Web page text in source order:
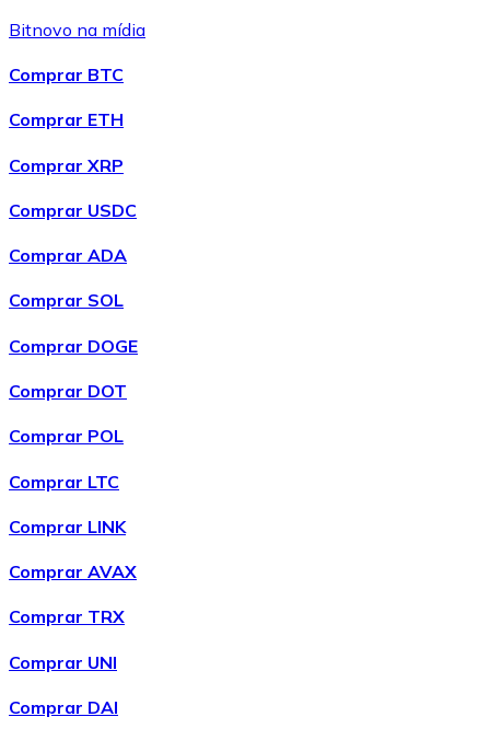
Bitnovo na mídia
Comprar BTC
Comprar ETH
Comprar XRP
Comprar USDC
Comprar ADA
Comprar SOL
Comprar DOGE
Comprar DOT
Comprar POL
Comprar LTC
Comprar LINK
Comprar AVAX
Comprar TRX
Comprar UNI
Comprar DAI